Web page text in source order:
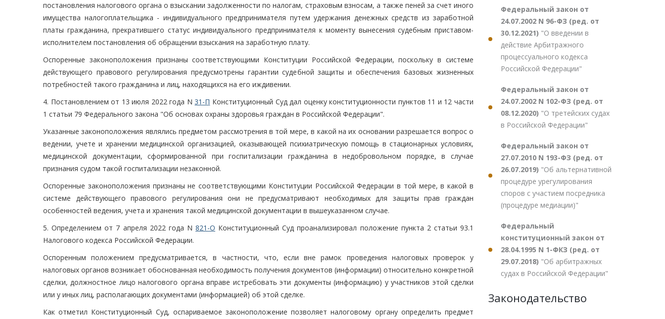
постановления налогового органа о взыскании задолженности по налогам, страховым взносам, а также пеней за счет иного
имущества налогоплательщика - индивидуального предпринимателя путем удержания денежных средств из заработной
платы гражданина, прекратившего статус индивидуального предпринимателя к моменту вынесения судебным приставом-
исполнителем постановления об обращении взыскания на заработную плату.
Оспоренные законоположения признаны соответствующими Конституции Российской Федерации, поскольку в системе
действующего правового регулирования предусмотрены гарантии судебной защиты и обеспечения базовых жизненных
потребностей такого гражданина и лиц, находящихся на его иждивении.
4. Постановлением от 13 июля 2022 года N31-П Конституционный Суд дал оценку конституционности пунктов 11 и 12 части
1 статьи 79 Федерального закона "Об основах охраны здоровья граждан в Российской Федерации".
Указанные законоположения являлись предметом рассмотрения в той мере, в какой на их основании разрешается вопрос о
ведении, учете и хранении медицинской организацией, оказывающей психиатрическую помощь в стационарных условиях,
медицинской документации, сформированной при госпитализации гражданина в недобровольном порядке, в случае
признания судом такой госпитализации незаконной.
Оспоренные законоположения признаны не соответствующими Конституции Российской Федерации в той мере, в какой в
системе действующего правового регулирования они не предусматривают необходимых для защиты прав граждан
особенностей ведения, учета и хранения такой медицинской документации в вышеуказанном случае.
5. Определением от 7 апреля 2022 года N 821-О Конституционный Суд проанализировал положение пункта 2 статьи 93.1
Налогового кодекса Российской Федерации.
Оспоренным положением предусматривается, в частности, что, если вне рамок проведения налоговых проверок у
налоговых органов возникает обоснованная необходимость получения документов (информации) относительно конкретной
сделки, должностное лицо налогового органа вправе истребовать эти документы (информацию) у участников этой сделки
или у иных лиц, располагающих документами (информацией) об этой сделке.
Как отметил Конституционный Суд, оспариваемое законоположение позволяет налоговому органу определить предмет
Федеральный закон от
24.07.2002 N 96-ФЗ (ред. от
30.12.2021) "О введении в
действие Арбитражного
процессуального кодекса
Российской Федерации"
Федеральный закон от
24.07.2002 N 102-ФЗ (ред. от
08.12.2020) "О третейских судах
в Российской Федерации"
Федеральный закон от
27.07.2010 N 193-ФЗ (ред. от
26.07.2019) "Об альтернативной
процедуре урегулирования
споров с участием посредника
(процедуре медиации)"
Федеральный
конституционный закон от
28.04.1995 N 1-ФКЗ (ред. от
29.07.2018) "Об арбитражных
судах в Российской Федерации"
Законодательство